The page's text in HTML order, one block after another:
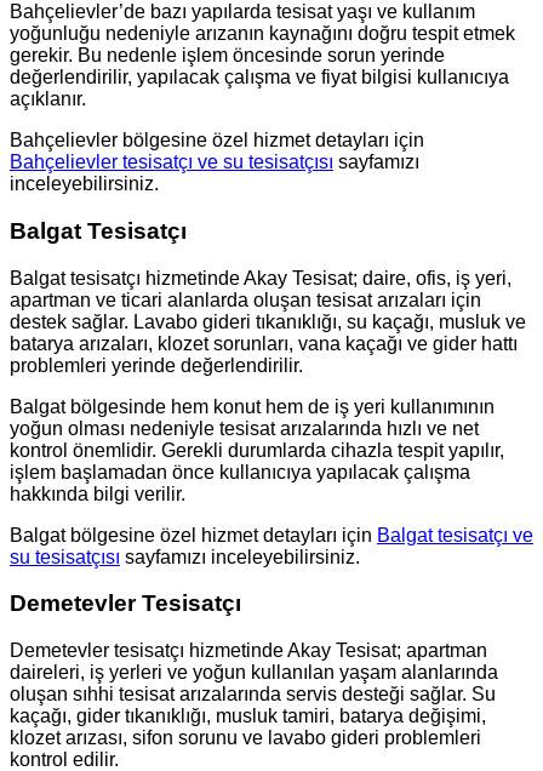
Bahçelievler’de bazı yapılarda tesisat yaşı ve kullanım
yoğunluğu nedeniyle arızanın kaynağını doğru tespit etmek
gerekir. Bu nedenle işlem öncesinde sorun yerinde
değerlendirilir, yapılacak çalışma ve fiyat bilgisi kullanıcıya
açıklanır.
Bahçelievler bölgesine özel hizmet detayları için
Bahçelievler tesisatçı ve su tesisatçısı sayfamızı
inceleyebilirsiniz.
Balgat Tesisatçı
Balgat tesisatçı hizmetinde Akay Tesisat; daire, ofis, iş yeri,
apartman ve ticari alanlarda oluşan tesisat arızaları için
destek sağlar. Lavabo gideri tıkanıklığı, su kaçağı, musluk ve
batarya arızaları, klozet sorunları, vana kaçağı ve gider hattı
problemleri yerinde değerlendirilir.
Balgat bölgesinde hem konut hem de iş yeri kullanımının
yoğun olması nedeniyle tesisat arızalarında hızlı ve net
kontrol önemlidir. Gerekli durumlarda cihazla tespit yapılır,
işlem başlamadan önce kullanıcıya yapılacak çalışma
hakkında bilgi verilir.
Balgat bölgesine özel hizmet detayları için Balgat tesisatçı ve
su tesisatçısı sayfamızı inceleyebilirsiniz.
Demetevler Tesisatçı
Demetevler tesisatçı hizmetinde Akay Tesisat; apartman
daireleri, iş yerleri ve yoğun kullanılan yaşam alanlarında
oluşan sıhhi tesisat arızalarında servis desteği sağlar. Su
kaçağı, gider tıkanıklığı, musluk tamiri, batarya değişimi,
klozet arızası, sifon sorunu ve lavabo gideri problemleri
kontrol edilir.